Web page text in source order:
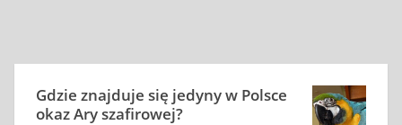
Gdzie znajduje się jedyny w Polsce
okaz Ary szafirowej?